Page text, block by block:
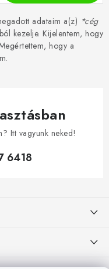
adataim a(z) *cég
kezelje. Kijelentem, hogy
hogy a
Itt vagyunk neked!
6418